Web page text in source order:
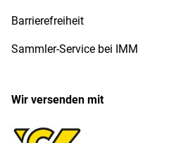
Barrierefreiheit
Sammler-Service bei IMM
Wir versenden mit